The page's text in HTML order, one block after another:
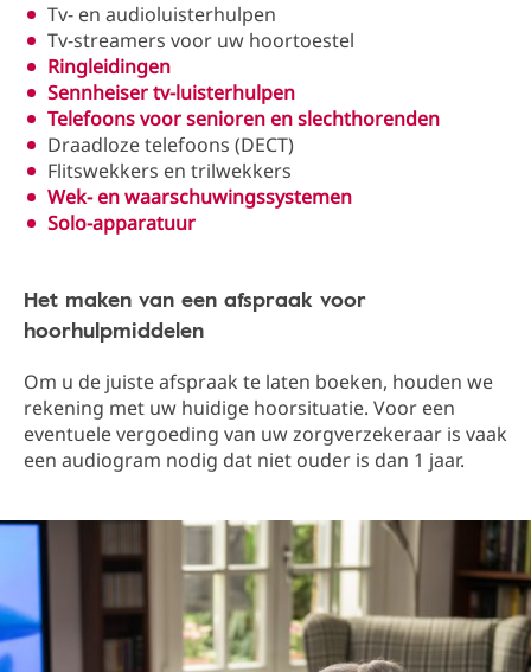
Tv- en audioluisterhulpen
Tv-streamers voor uw hoortoestel
Ringleidingen
Sennheiser tv-luisterhulpen
Telefoons voor senioren en slechthorenden
Draadloze telefoons (DECT)
Flitswekkers en trilwekkers
Wek- en waarschuwingssystemen
Solo-apparatuur
Het maken van een afspraak voor
hoorhulpmiddelen
Om u de juiste afspraak te laten boeken, houden we
rekening met uw huidige hoorsituatie. Voor een
eventuele vergoeding van uw zorgverzekeraar is vaak
een audiogram nodig dat niet ouder is dan 1 jaar.